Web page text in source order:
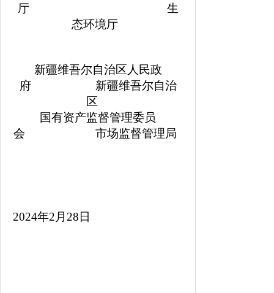
厅 生
态环境厅
新疆维吾尔自治区人民政
府 新疆维吾尔自治
区
国有资产监督管理委员
会 市场监督管理局
2024年2月28日